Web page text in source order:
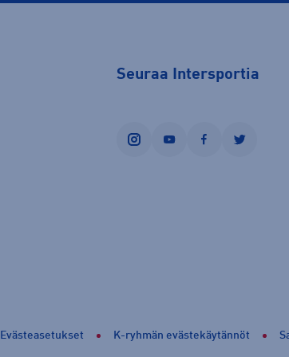
Seuraa Intersportia
instagramyoutubefacebooktwitter
Evästeasetukset K-ryhmän evästekäytännöt